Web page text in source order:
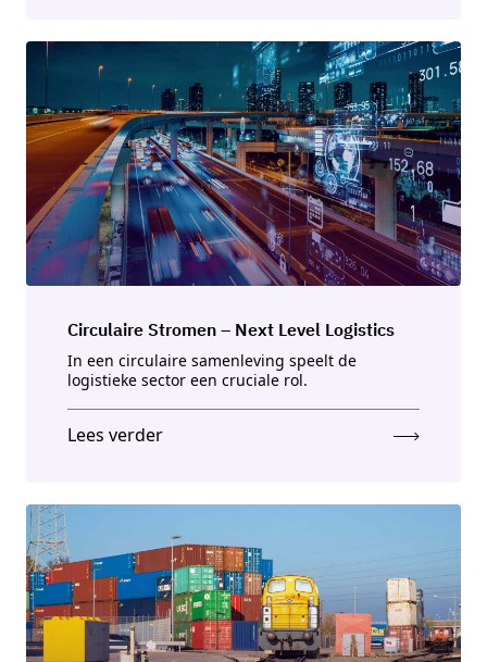
Circulaire Stromen – Next Level Logistics
In een circulaire samenleving speelt de
logistieke sector een cruciale rol.
Lees verder